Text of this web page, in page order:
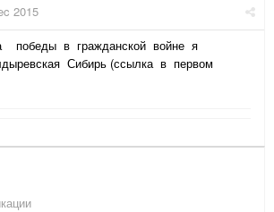
2015
победы в гражданской войне я
Сибирь (ссылка в первом